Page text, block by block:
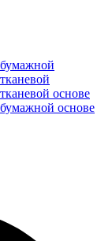
основе
основе